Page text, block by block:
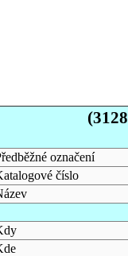
označení
číslo